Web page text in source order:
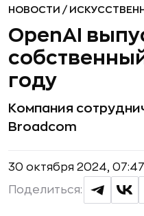
НОВОСТИ /
OpenAI
году
Компания
Broadcom
30 октября 2024, 07:47
Поделиться: